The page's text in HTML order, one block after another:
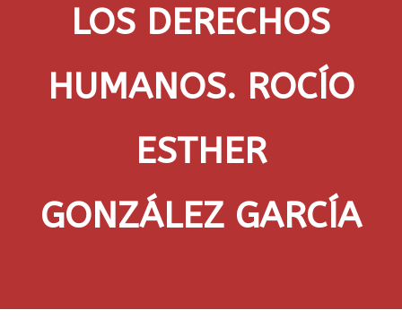
LOS DERECHOS
HUMANOS. ROCÍO
ESTHER
GONZÁLEZ GARCÍA